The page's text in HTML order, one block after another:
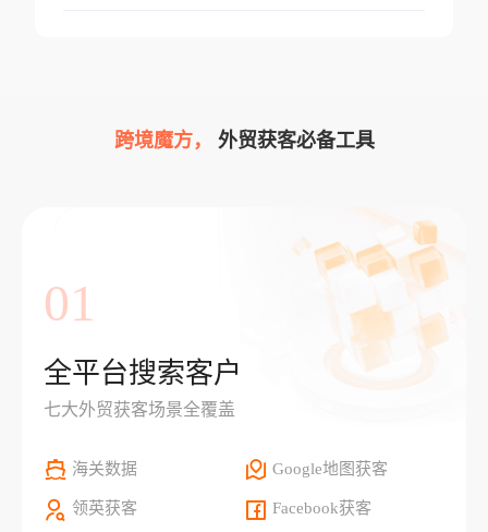
跨境魔方， 外贸获客必备工具
01
全平台搜索客户
七大外贸获客场景全覆盖
海关数据 Google地图获客
领英获客 Facebook获客